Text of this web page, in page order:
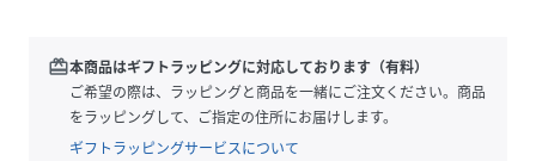
【素材】
少し麻が入っている夏らしい素材感です。
落ち感があるので大人っぽく着ていただける素材となってお
ります。
redeem本商品はギフトラッピングに対応しております（有料）
ご希望の際は、ラッピングと商品を一緒にご注文ください。商品
をラッピングして、ご指定の住所にお届けします。
ギフトラッピングサービスについて